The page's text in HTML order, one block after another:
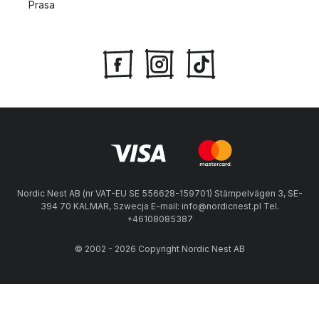
Prasa
Nordic Nest AB (nr VAT-EU SE 556628-159701) Stämpelvägen 3, SE-
394 70 KALMAR, Szwecja E-mail: info@nordicnest.pl Tel.
+46108085387
© 2002 - 2026 Copyright Nordic Nest AB